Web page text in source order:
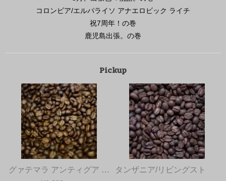
コロンビア/エルパライソ アナエロビック ライチ
祝7周年！の巻
鹿児島出張。の巻
Pickup
グァテマラ アンティグア …
タンザニア/リビングスト